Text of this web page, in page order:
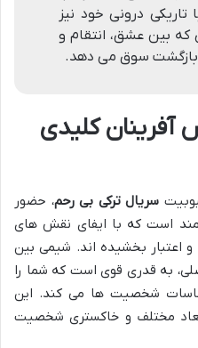
تاریکی درونی خود نیز
که بین عشق، انتقام و
بازگشت سوق می دهد.
آفرینان کلیدی
سریال ترکی بی رحم، حضور
است که با ایفای نقش های
اعتبار بخشیده اند. شیمی بین
به قدری قوی است که شما را
شخصیت ها می کند. این
مختلف و خاکستری شخصیت